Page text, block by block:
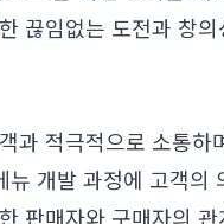
끊임없는 도전과 창의
과 적극적으로 소통하
개발 과정에 고객의
판매자와 구매자의 관